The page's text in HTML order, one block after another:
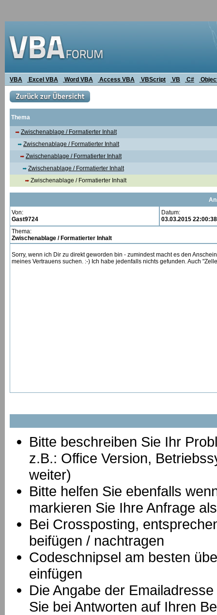
VBA Excel VBA Word VBA Access VBA VBScript VB C#
Thema
Zwischenablage / Formatierter Inhalt
Zwischenablage / Formatierter Inhalt
Zwischenablage / Formatierter Inhalt
Zwischenablage / Formatierter Inhalt
Zwischenablage / Formatierter Inhalt
Von:
Gast9724
Datum:
03.03.2015 22:00:38
Thema:
Zwischenablage / Formatierter Inhalt
Sorry, wenn ich Dir zu direkt geworden bin - zumindest macht es den
meines Vertrauens suchen. :-) Ich habe jedenfalls nichts gefunden. Auch
Bitte beschreiben Sie Ihr
z.B.: Office Version,
weiter)
Bitte helfen Sie ebenfalls
markieren Sie Ihre Anfrage
Bei Crossposting,
beifügen / nachtragen
Codeschnipsel am besten
einfügen
Die Angabe der
Sie bei Antworten auf Ihren